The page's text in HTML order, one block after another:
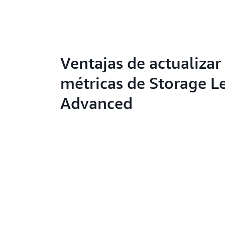
Ventajas de actualizar
métricas de Storage
Advanced